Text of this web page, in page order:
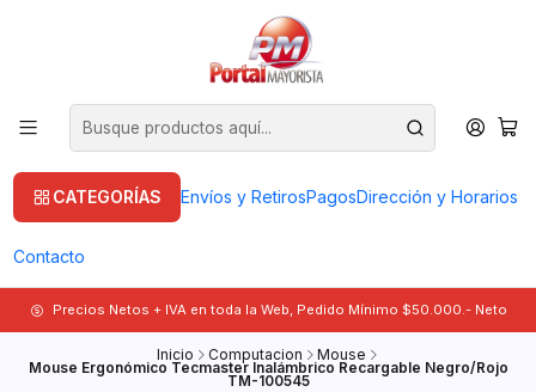
CATEGORÍAS Envíos y RetirosPagosDirección y Horarios
Contacto
Precios Netos + IVA en toda la Web, Pedido Mínimo $50.000.- Neto
Inicio Computacion Mouse
Mouse Ergonómico Tecmaster Inalámbrico Recargable Negro/Rojo
TM-100545